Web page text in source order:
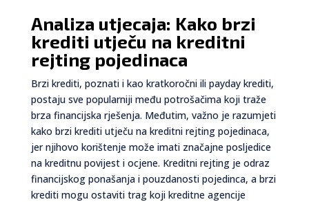
Analiza utjecaja: Kako brzi
krediti utječu na kreditni
rejting pojedinaca
Brzi krediti, poznati i kao kratkoročni ili payday krediti,
postaju sve popularniji među potrošačima koji traže
brza financijska rješenja. Međutim, važno je razumjeti
kako brzi krediti utječu na kreditni rejting pojedinaca,
jer njihovo korištenje može imati značajne posljedice
na kreditnu povijest i ocjene. Kreditni rejting je odraz
financijskog ponašanja i pouzdanosti pojedinca, a brzi
krediti mogu ostaviti trag koji kreditne agencije